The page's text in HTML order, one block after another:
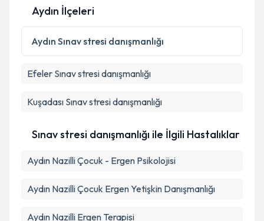
Aydın İlçeleri
Aydın Sınav stresi danışmanlığı
Efeler Sınav stresi danışmanlığı
Kuşadası Sınav stresi danışmanlığı
Sınav stresi danışmanlığı ile İlgili Hastalıklar
Aydın Nazilli Çocuk - Ergen Psikolojisi
Aydın Nazilli Çocuk Ergen Yetişkin Danışmanlığı
Aydın Nazilli Ergen Terapisi